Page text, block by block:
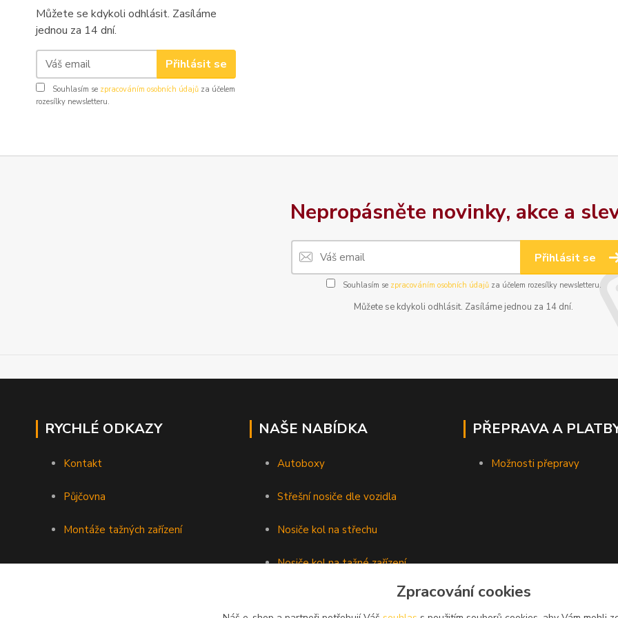
Můžete se kdykoli odhlásit. Zasíláme
jednou za 14 dní.
Přihlásit se
Souhlasím se zpracováním osobních údajů za účelem
rozesílky newsletteru.
Nepropásněte novinky, akce a
Přihlásit se
Souhlasím se zpracováním osobních údajůza účelem rozesílky newsletteru.
Můžete se kdykoli odhlásit. Zasíláme jednou za 14 dní.
RYCHLÉ ODKAZY
Kontakt
Půjčovna
Montáže tažných zařízení
NAŠE NABÍDKA
Autoboxy
Střešní nosiče dle vozidla
Nosiče kol na střechu
Nosiče kol na tažné zařízení
PŘEPRAVA A
Možnosti přepravy
Zpracování cookies